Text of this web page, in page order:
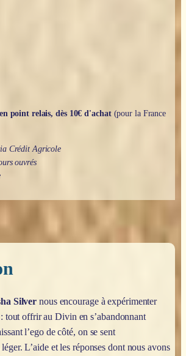
point relais, dès 10€ d'achat(pour la France
Crédit Agricole
ouvrés
Silver nous encourage à expérimenter
tout offrir au Divin en s’abandonnant
l’ego de côté, on se sent
L’aide et les réponses dont nous avons